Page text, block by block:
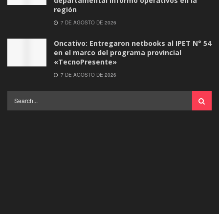
región
7 DE AGOSTO DE 2026
Oncativo: Entregaron netbooks al IPET N° 54
en el marco del programa provincial
«TecnoPresente»
7 DE AGOSTO DE 2026